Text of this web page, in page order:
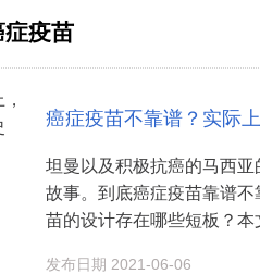
症疫苗
癌症疫苗不靠谱？实际
坦曼以及积极抗癌的马西
故事。到底癌症疫苗靠谱
苗的设计存在哪些短板？本
发布日期 2021-06-06